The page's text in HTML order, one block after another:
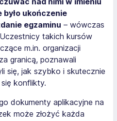
ukończenie
egzaminu – wówczas
takich kursów
m.in. organizacji
granicą, poznawali
się, jak szybko i skutecznie
konflikty.
dokumenty aplikacyjne na
może złożyć każda